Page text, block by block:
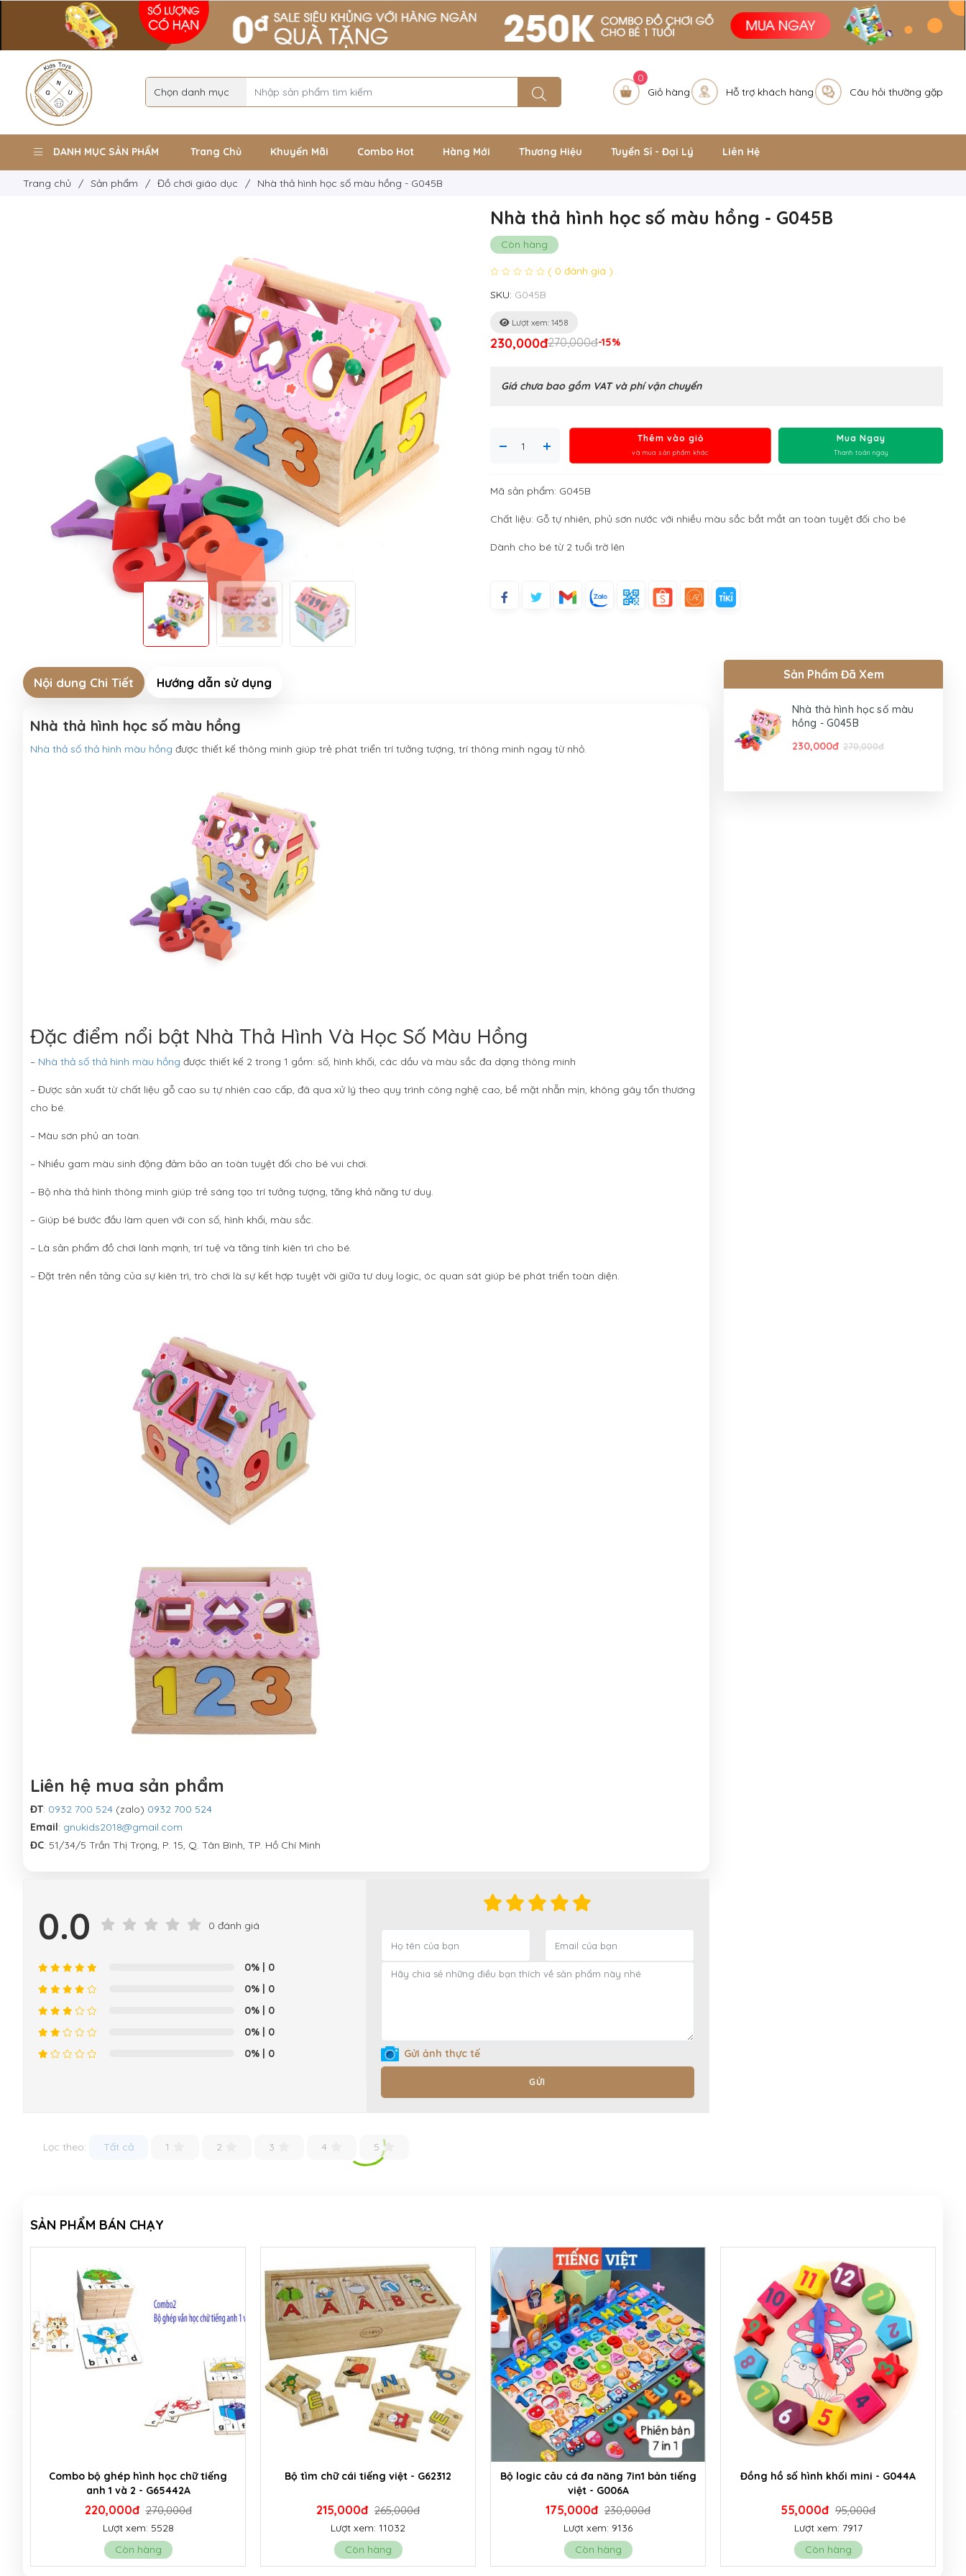
0
Giỏ hàng
Hỗ trợ khách hàng Câu hỏi thường gặp
DANH MỤC SẢN PHẨM Trang Chủ Khuyến Mãi Combo Hot Hàng Mới Thương Hiệu Tuyển Sỉ - Đại Lý Liên Hệ
Trang chủ / Sản phẩm / Đồ chơi giáo dục / Nhà thả hình học số màu hồng - G045B
Nhà thả hình học số màu hồng - G045B
Còn hàng
( 0 đánh giá )
SKU: G045B
Lượt xem: 1458
230,000đ270,000đ-15%
Giá chưa bao gồm VAT và phí vận chuyển
Thêm vào giỏ
và mua sản phẩm khác
Mua Ngay
Thanh toán ngay
Mã sản phẩm: G045B
Chất liệu: Gỗ tự nhiên, phủ sơn nước với nhiều màu sắc bắt mắt an toàn tuyệt đối cho bé
Dành cho bé từ 2 tuổi trờ lên
Nội dung Chi Tiết Hướng dẫn sử dụng
Nhà thả hình học số màu hồng
Nhà thả số thả hình màu hồng được thiết kế thông minh giúp trẻ phát triển trí tưởng tượng, trí thông minh ngay từ nhỏ.
Đặc điểm nổi bật Nhà Thả Hình Và Học Số Màu Hồng
– Nhà thả số thả hình màu hồng được thiết kế 2 trong 1 gồm: số, hình khối, các dầu và màu sắc đa dạng thông minh
– Được sản xuất từ chất liệu gỗ cao su tự nhiên cao cấp, đã qua xử lý theo quy trình công nghệ cao, bề mặt nhẵn mịn, không gây tổn thương
cho bé.
– Màu sơn phủ an toàn.
– Nhiều gam màu sinh động đảm bảo an toàn tuyệt đối cho bé vui chơi.
– Bộ nhà thả hình thông minh giúp trẻ sáng tạo trí tưởng tượng, tăng khả năng tư duy.
– Giúp bé bước đầu làm quen với con số, hình khối, màu sắc.
– Là sản phẩm đồ chơi lành mạnh, trí tuệ và tăng tính kiên trì cho bé.
– Đặt trên nền tảng của sự kiên trì, trò chơi là sự kết hợp tuyệt vời giữa tư duy logic, óc quan sát giúp bé phát triển toàn diện.
Liên hệ mua sản phẩm
ĐT: 0932 700 524 (zalo) 0932 700 524
Email: gnukids2018@gmail.com
ĐC: 51/34/5 Trần Thị Trọng, P. 15, Q. Tân Bình, TP. Hồ Chí Minh
0.0 0 đánh giá
0% | 0
0% | 0
0% | 0
0% | 0
0% | 0 Gửi ảnh thực tế
GỬI
Lọc theo: Tất cả 1 2 3 4 5
Sản Phẩm Đã Xem
Nhà thả hình học số màu
hồng - G045B
230,000đ 270,000đ
SẢN PHẨM BÁN CHẠY
Bộ tìm chữ cái tiếng việt - G62312
215,000đ 265,000đ
Lượt xem: 11032
Còn hàng
Bộ logic câu cá đa năng 7in1 bản tiếng
175,000đ 230,000đ
Lượt xem: 9136
Còn hàng
Đồng hồ số hình khối mini - G044A
55,000đ 95,000đ
Lượt xem: 7917
Còn hàng
Combo bộ ghép hình học chữ tiếng việt
220,000đ 270,000đ
Lượt xem: 5591
Còn hàng